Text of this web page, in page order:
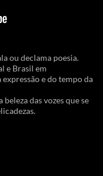
ou declama poesia.
e Brasil em
e do tempo da
das vozes que se